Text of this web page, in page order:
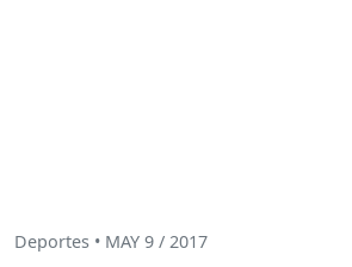
Deportes • MAY 9 / 2017